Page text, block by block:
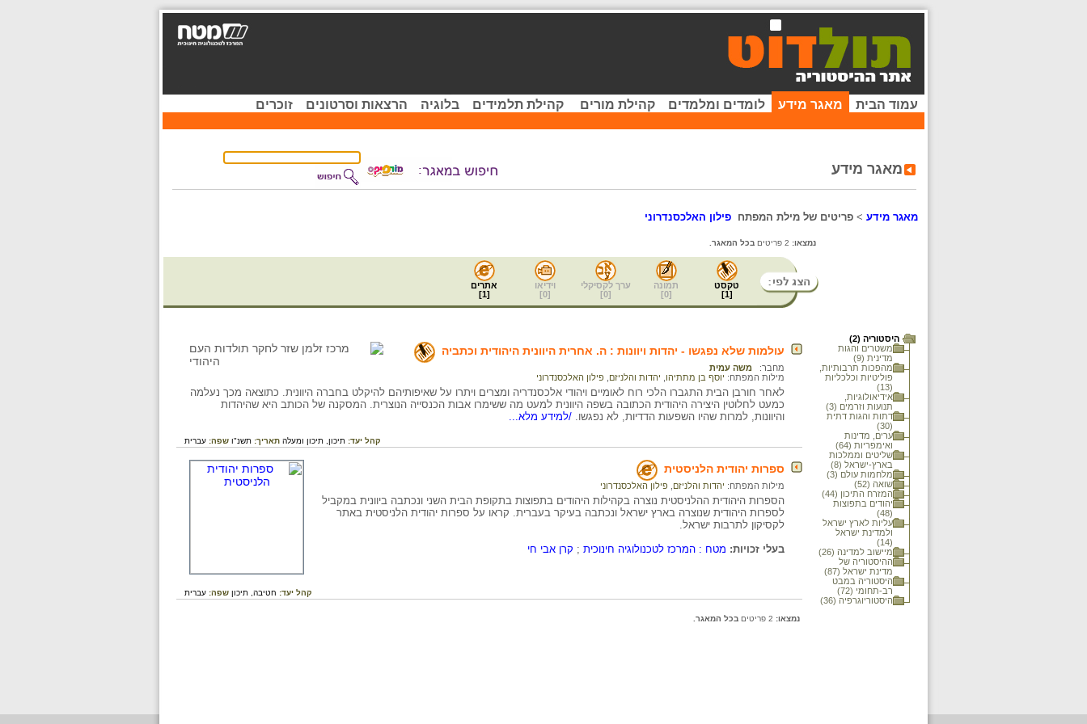
עמוד הבית מאגר מידע לומדים ומלמדים קהילת מורים קהילת תלמידים בלוגיה הרצאות וסרטונים זוכרים
מאגר מידע
מאגר מידע > פריטים של מילת המפתח פילון האלכסנדרוני
נמצאו: בכל המאגר.
טקסט
[
1
]
תמונה
[
0
]
ערך לקסיקלי
[
0
]
וידיאו
[
0
]
אתרים
[
1
]
היסטוריה (2)
משטרים והגות
מדינית (9)
מהפכות תרבותיות,
פוליטיות וכלכליות
(13)
אידיאולוגיות,
תנועות וזרמים (3)
דתות והגות דתית
(30)
ערים, מדינות
ואימפריות (64)
שליטים וממלכות
בארץ-ישראל (8)
מלחמות עולם (3)
שואה (52)
המזרח התיכון (44)
יהודים בתפוצות
(48)
עליות לארץ ישראל
ולמדינת ישראל
(14)
מיישוב למדינה (26)
ההיסטוריה של
מדינת ישראל (87)
היסטוריה במבט
רב-תחומי (72)
היסטוריוגרפיה (36)
עולמות שלא נפגשו - יהדות ויוונות : ה. אחרית היוונית היהודית וכתביה
מחבר:
משה עמית
מילות המפתח: יוסף בן מתתיהו יהדות והלניזם פילון האלכסנדרוני
לאחר חורבן הבית התגברו הלכי רוח לאומיים ויהודי אלכסנדריה ומצרים ויתרו על שאיפותיהם להיקלט בחברה היוונית. כתוצאה מכך נעלמה
כמעט לחלוטין היצירה היהודית הכתובה בשפה היוונית למעט מה ששימרו אבות הכנסייה הנוצרית. המסקנה של הכותב היא שהיהדות
והיוונות, למרות שהיו השפעות הדדיות, לא נפגשו. /למידע מלא...
קהל יעד: תיכון, תיכון ומעלה תאריך: תשנ"ו שפה: עברית
ספרות יהודית הלניסטית
מילות המפתח: יהדות והלניזם פילון האלכסנדרוני
הספרות היהודית ההלניסטית נוצרה בקהילות היהודים בתפוצות בתקופת הבית השני ונכתבה ביוונית במקביל
לספרות היהודית שנוצרה בארץ ישראל ונכתבה בעיקר בעברית. קראו על ספרות יהודית הלניסטית באתר
לקסיקון לתרבות ישראל.
בעלי זכויות: מטח : המרכז לטכנולוגיה חינוכית ; קרן אבי חי
קהל יעד: חטיבה, תיכון שפה: עברית
נמצאו: בכל המאגר.